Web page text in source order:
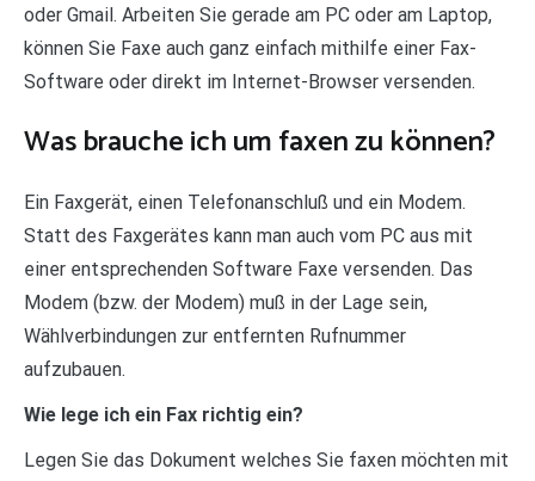
oder Gmail. Arbeiten Sie gerade am PC oder am Laptop,
können Sie Faxe auch ganz einfach mithilfe einer Fax-
Software oder direkt im Internet-Browser versenden.
Was brauche ich um faxen zu können?
Ein Faxgerät, einen Telefonanschluß und ein Modem.
Statt des Faxgerätes kann man auch vom PC aus mit
einer entsprechenden Software Faxe versenden. Das
Modem (bzw. der Modem) muß in der Lage sein,
Wählverbindungen zur entfernten Rufnummer
aufzubauen.
Wie lege ich ein Fax richtig ein?
Legen Sie das Dokument welches Sie faxen möchten mit